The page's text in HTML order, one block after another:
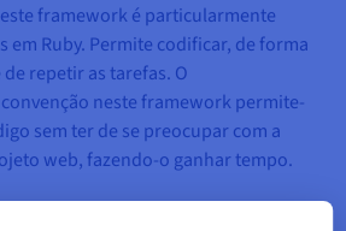
framework é particularmente
em Ruby. Permite codificar, de forma
repetir as tarefas. O
neste framework permite-
sem ter de se preocupar com a
web, fazendo-o ganhar tempo.